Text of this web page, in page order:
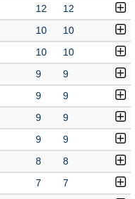
12 12
10 10
10 10
9 9
9 9
9 9
9 9
8 8
7 7